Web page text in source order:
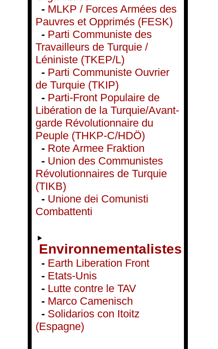
- MLKP / Forces Armées des
Pauvres et Opprimés (FESK)
- Parti Communiste des
Travailleurs de Turquie /
Léniniste (TKEP/L)
- Parti Communiste Ouvrier
de Turquie (TKIP)
- Parti-Front Populaire de
Libération de la Turquie/Avant-
garde Révolutionnaire du
Peuple (THKP-C/HDÖ)
- Rote Armee Fraktion
- Union des Communistes
Révolutionnaires de Turquie
(TIKB)
- Unione dei Comunisti
Combattenti
Environnementalistes
- Earth Liberation Front
- Etats-Unis
- Lutte contre le TAV
- Marco Camenisch
- Solidarios con Itoitz
(Espagne)